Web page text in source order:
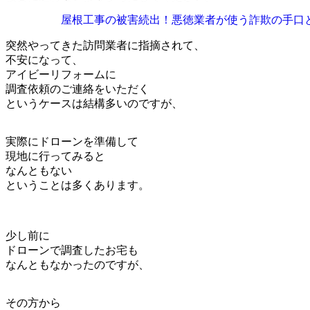
屋根工事の被害続出！悪徳業者が使う詐欺の手口
突然やってきた訪問業者に指摘されて、
不安になって、
アイビーリフォームに
調査依頼のご連絡をいただく
というケースは結構多いのですが、
実際にドローンを準備して
現地に行ってみると
なんともない
ということは多くあります。
少し前に
ドローンで調査したお宅も
なんともなかったのですが、
その方から